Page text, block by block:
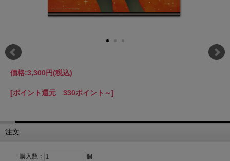
価格:3,300円(税込)
[ポイント還元 330ポイント～]
注文
購入数： 個